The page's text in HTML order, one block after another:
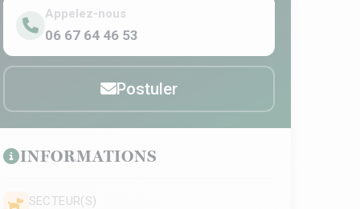
Appelez-nous
06 67 64 46 53
Postuler
INFORMATIONS
SECTEUR(S)